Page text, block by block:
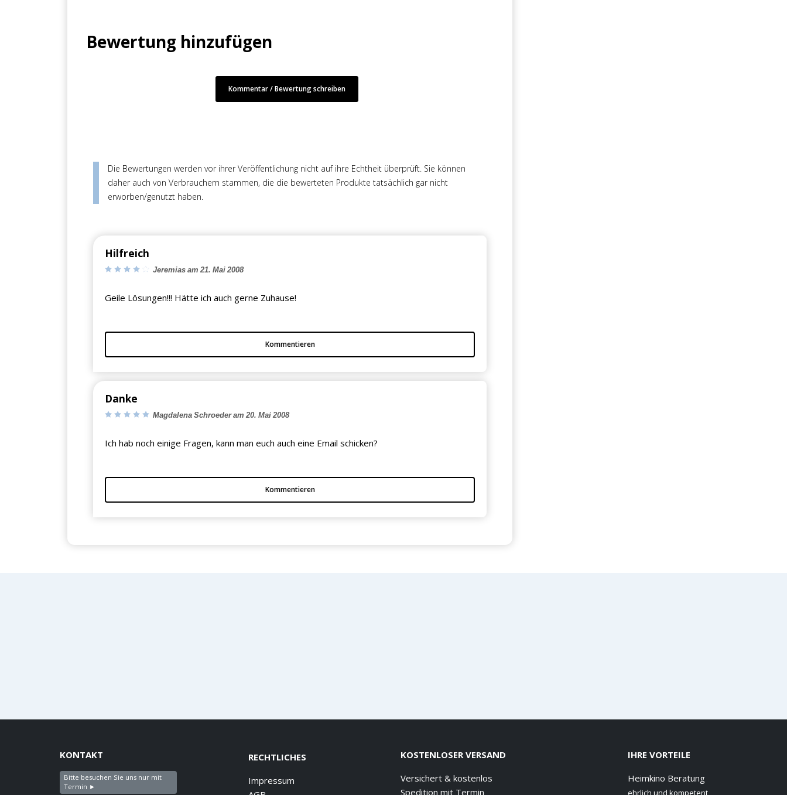
Bewertung hinzufügen
Kommentar / Bewertung schreiben
Die Bewertungen werden vor ihrer Veröffentlichung nicht auf ihre Echtheit überprüft. Sie können
daher auch von Verbrauchern stammen, die die bewerteten Produkte tatsächlich gar nicht
erworben/genutzt haben.
Hilfreich
Jeremias am 21. Mai 2008
Geile Lösungen!!! Hätte ich auch gerne Zuhause!
Kommentieren
Danke
Magdalena Schroeder am 20. Mai 2008
Ich hab noch einige Fragen, kann man euch auch eine Email schicken?
Kommentieren
KONTAKT
Bitte besuchen Sie uns nur mit
Termin ►
RECHTLICHES
Impressum
KOSTENLOSER VERSAND
Versichert & kostenlos
Spedition mit Termin
IHRE VORTEILE
Heimkino Beratung
ehrlich und kompetent